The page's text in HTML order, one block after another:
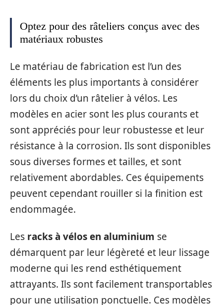
Optez pour des râteliers conçus avec des
matériaux robustes
Le matériau de fabrication est l’un des
éléments les plus importants à considérer
lors du choix d’un râtelier à vélos. Les
modèles en acier sont les plus courants et
sont appréciés pour leur robustesse et leur
résistance à la corrosion. Ils sont disponibles
sous diverses formes et tailles, et sont
relativement abordables. Ces équipements
peuvent cependant rouiller si la finition est
endommagée.
Les racks à vélos en aluminium se
démarquent par leur légèreté et leur lissage
moderne qui les rend esthétiquement
attrayants. Ils sont facilement transportables
pour une utilisation ponctuelle. Ces modèles